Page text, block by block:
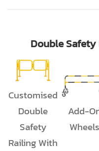
Double
Customised
Double
Safety
Railing With
Add-
Wheels